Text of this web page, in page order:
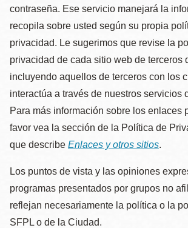
contraseña. Ese servicio manejará la
recopila sobre usted según su propia
privacidad. Le sugerimos que revise la
privacidad de cada sitio web de terceros
incluyendo aquellos de terceros con los
interactúa a través de nuestros servicios
Para más información sobre los enlaces
favor vea la sección de la Política de
que describe Enlaces y otros sitios.
Los puntos de vista y las opiniones
programas presentados por grupos no
reflejan necesariamente la política o la
SFPL o de la Ciudad.